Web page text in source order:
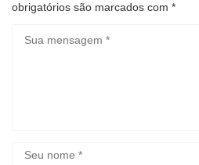
obrigatórios são marcados com *